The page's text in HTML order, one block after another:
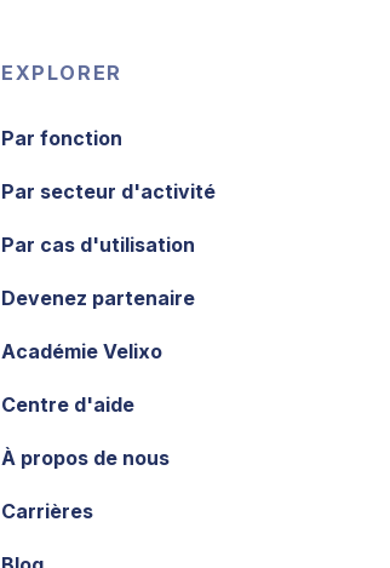
EXPLORER
Par fonction
Par secteur d'activité
Par cas d'utilisation
Devenez partenaire
Académie Velixo
Centre d'aide
À propos de nous
Carrières